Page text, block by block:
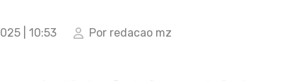
| 10:53 Por redacao mz